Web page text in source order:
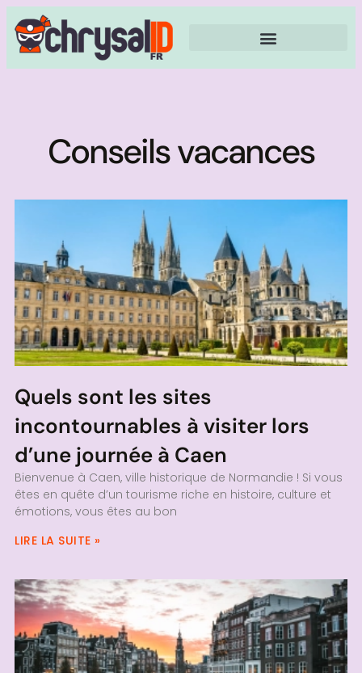
Conseils vacances
Quels sont les sites
incontournables à visiter lors
d’une journée à Caen
Bienvenue à Caen, ville historique de Normandie ! Si vous
êtes en quête d’un tourisme riche en histoire, culture et
émotions, vous êtes au bon
LIRE LA SUITE »